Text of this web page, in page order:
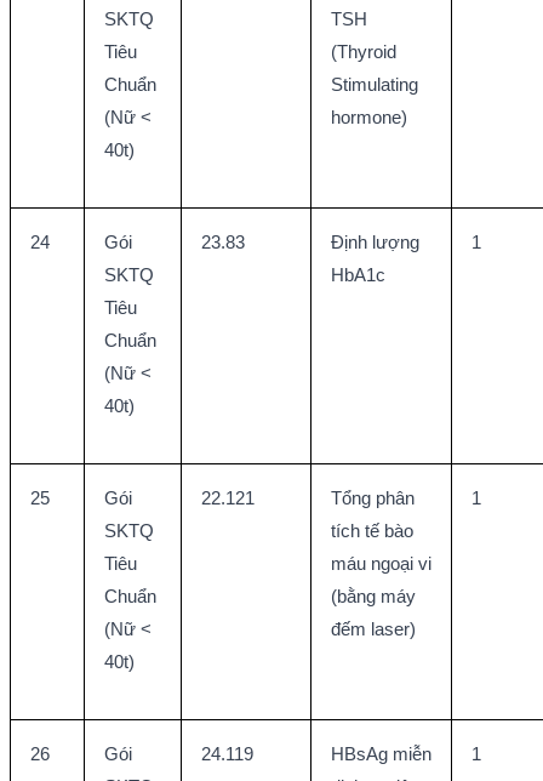
SKTQ
Tiêu
Chuẩn
(Nữ <
40t)
TSH
(Thyroid
Stimulating
hormone)
24
Gói
SKTQ
Tiêu
Chuẩn
(Nữ <
40t)
23.83
Định lượng
HbA1c
1
25
Gói
SKTQ
Tiêu
Chuẩn
(Nữ <
40t)
22.121
Tổng phân
tích tế bào
máu ngoại vi
(bằng máy
đếm laser)
1
26
Gói
24.119
HBsAg miễn
1